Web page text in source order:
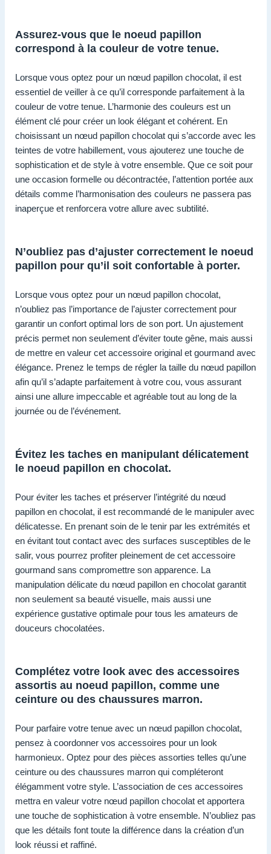
Assurez-vous que le noeud papillon
correspond à la couleur de votre tenue.
Lorsque vous optez pour un nœud papillon chocolat, il est
essentiel de veiller à ce qu’il corresponde parfaitement à la
couleur de votre tenue. L’harmonie des couleurs est un
élément clé pour créer un look élégant et cohérent. En
choisissant un nœud papillon chocolat qui s’accorde avec les
teintes de votre habillement, vous ajouterez une touche de
sophistication et de style à votre ensemble. Que ce soit pour
une occasion formelle ou décontractée, l’attention portée aux
détails comme l’harmonisation des couleurs ne passera pas
inaperçue et renforcera votre allure avec subtilité.
N’oubliez pas d’ajuster correctement le noeud
papillon pour qu’il soit confortable à porter.
Lorsque vous optez pour un nœud papillon chocolat,
n’oubliez pas l’importance de l’ajuster correctement pour
garantir un confort optimal lors de son port. Un ajustement
précis permet non seulement d’éviter toute gêne, mais aussi
de mettre en valeur cet accessoire original et gourmand avec
élégance. Prenez le temps de régler la taille du nœud papillon
afin qu’il s’adapte parfaitement à votre cou, vous assurant
ainsi une allure impeccable et agréable tout au long de la
journée ou de l’événement.
Évitez les taches en manipulant délicatement
le noeud papillon en chocolat.
Pour éviter les taches et préserver l’intégrité du nœud
papillon en chocolat, il est recommandé de le manipuler avec
délicatesse. En prenant soin de le tenir par les extrémités et
en évitant tout contact avec des surfaces susceptibles de le
salir, vous pourrez profiter pleinement de cet accessoire
gourmand sans compromettre son apparence. La
manipulation délicate du nœud papillon en chocolat garantit
non seulement sa beauté visuelle, mais aussi une
expérience gustative optimale pour tous les amateurs de
douceurs chocolatées.
Complétez votre look avec des accessoires
assortis au noeud papillon, comme une
ceinture ou des chaussures marron.
Pour parfaire votre tenue avec un nœud papillon chocolat,
pensez à coordonner vos accessoires pour un look
harmonieux. Optez pour des pièces assorties telles qu’une
ceinture ou des chaussures marron qui compléteront
élégamment votre style. L’association de ces accessoires
mettra en valeur votre nœud papillon chocolat et apportera
une touche de sophistication à votre ensemble. N’oubliez pas
que les détails font toute la différence dans la création d’un
look réussi et raffiné.